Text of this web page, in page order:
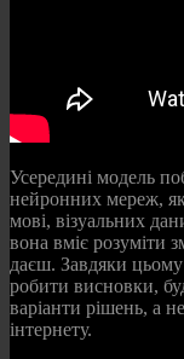
Усередині модель
нейронних мереж,
мові, візуальних
вона вміє розуміти
даєш. Завдяки
робити висновки,
варіанти рішень, а
інтернету.